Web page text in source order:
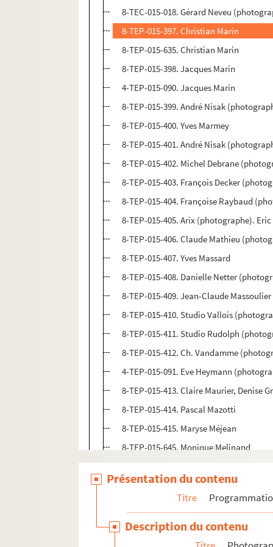
8-TEC-015-018. Gérard Neveu
8-TEP-015-397. Christian Marin
8-TEP-015-635. Christian Marin
8-TEP-015-398. Jacques Marin
4-TEP-015-090. Jacques Marin
8-TEP-015-399. André Nisak
8-TEP-015-400. Yves Marmey
8-TEP-015-401. André Nisak
8-TEP-015-402. Michel Debrane
8-TEP-015-403. François Decker
8-TEP-015-404. Françoise Raybaud
8-TEP-015-405. Arix (photographe).
8-TEP-015-406. Claude Mathieu
8-TEP-015-407. Yves Massard
8-TEP-015-408. Danielle Netter
8-TEP-015-409. Jean-Claude Massoulier
8-TEP-015-410. Studio Vallois
8-TEP-015-411. Studio Rudolph
8-TEP-015-412. Ch. Vandamme
4-TEP-015-091. Eve Heymann
8-TEP-015-413. Claire Maurier, Denise
8-TEP-015-414. Pascal Mazotti
8-TEP-015-415. Maryse Méjean
8-TEP-015-645. Monique Melinand
8-TEP-015-416. Bernard Ménez
8-TEP-015-417. Francis Menzio
8-TEP-015-418. Agence de presse
8-TEP-015-419. Nicolas Treatt
4-TEP-015-092. Marthe Mercadier
Présentation du contenu
Titre
Description du contenu